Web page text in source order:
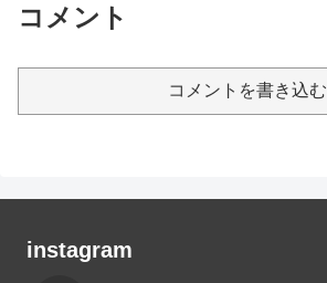
コメント
コメントを書き込む
instagram